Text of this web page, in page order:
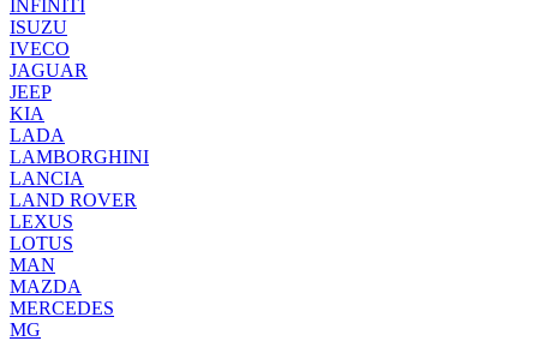
INFINITI
ISUZU
IVECO
JAGUAR
JEEP
KIA
LADA
LAMBORGHINI
LANCIA
LAND ROVER
LEXUS
LOTUS
MAN
MAZDA
MERCEDES
MG